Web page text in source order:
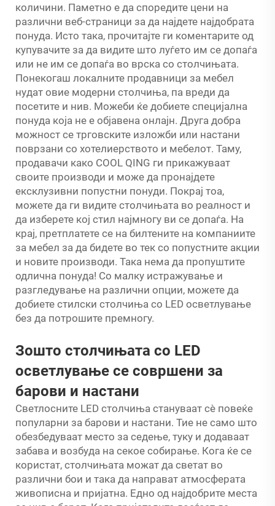
количини. Паметно е да споредите цени на
различни веб-страници за да најдете најдобрата
понуда. Исто така, прочитајте ги коментарите од
купувачите за да видите што луѓето им се допаѓа
или не им се допаѓа во врска со столчињата.
Понекогаш локалните продавници за мебел
нудат овие модерни столчиња, па вреди да
посетите и нив. Можеби ќе добиете специјална
понуда која не е објавена онлајн. Друга добра
можност се трговските изложби или настани
поврзани со хотелиерството и мебелот. Таму,
продавачи како COOL QING ги прикажуваат
своите производи и може да пронајдете
ексклузивни попустни понуди. Покрај тоа,
можете да ги видите столчињата во реалност и
да изберете кој стил најмногу ви се допаѓа. На
крај, претплатете се на билтените на компаниите
за мебел за да бидете во тек со попустните акции
и новите производи. Така нема да пропуштите
одлична понуда! Со малку истражување и
разгледување на различни опции, можете да
добиете стилски столчиња со LED осветлување
без да потрошите премногу.
Зошто столчињата со LED
осветлување се совршени за
барови и настани
Светлосните LED столчиња стануваат сè повеќе
популарни за барови и настани. Тие не само што
обезбедуваат место за седење, туку и додаваат
забава и возбуда на секое собирање. Кога ќе се
користат, столчињата можат да светат во
различни бои и така да направат атмосферата
живописна и пријатна. Едно од најдобрите места